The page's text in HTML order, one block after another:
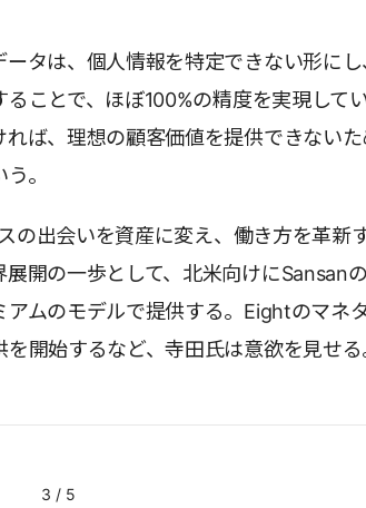
タは、個人情報を特定できない形にし
ことで、ほぼ100%の精度を実現して
ば、理想の顧客価値を提供できないた
。
の出会いを資産に変え、働き方を革新
開の一歩として、北米向けにSansan
ムのモデルで提供する。Eightのマネ
開始するなど、寺田氏は意欲を見せる
3 / 5